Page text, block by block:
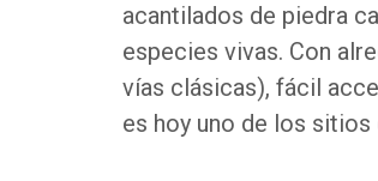
acantilados de piedra
especies vivas. Con
vías clásicas), fácil
es hoy uno de los sitios